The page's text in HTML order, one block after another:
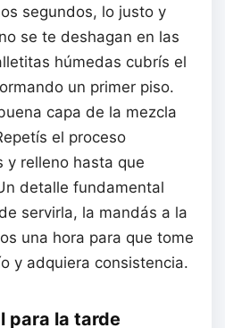
segundos, lo justo y
se te deshagan en las
húmedas cubrís el
un primer piso.
capa de la mezcla
el proceso
y relleno hasta que
detalle fundamental
servirla, la mandás a la
una hora para que tome
y adquiera consistencia.
para la tarde